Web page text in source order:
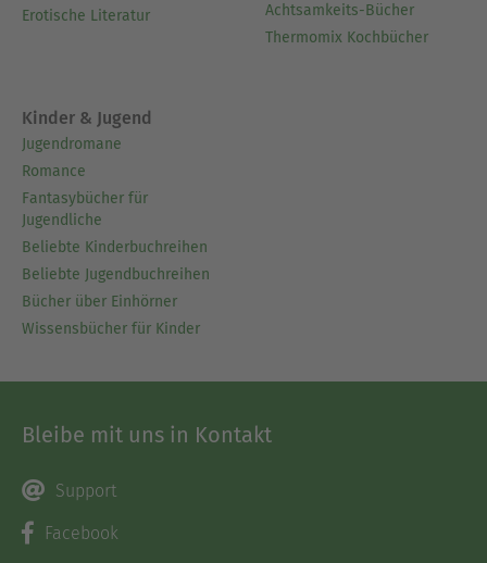
Erotische Literatur
Achtsamkeits-Bücher
Thermomix Kochbücher
Kinder & Jugend
Jugendromane
Romance
Fantasybücher für
Jugendliche
Beliebte Kinderbuchreihen
Beliebte Jugendbuchreihen
Bücher über Einhörner
Wissensbücher für Kinder
Bleibe mit uns in Kontakt
Support
Facebook